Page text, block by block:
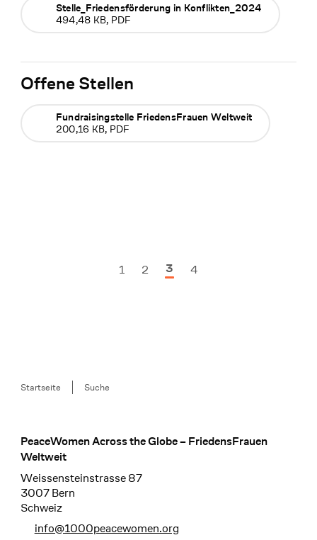
Stelle_Friedensförderung in Konflikten_2024
494,48 KB, PDF
Offene Stellen
Fundraisingstelle FriedensFrauen Weltweit
200,16 KB, PDF
Vorherige Seite
1 2 3 4
Breadcrumb
Startseite Suche
Footer
PeaceWomen Across the Globe – FriedensFrauen
Weltweit
Weissensteinstrasse 87
3007 Bern
Schweiz
info@1000peacewomen.org